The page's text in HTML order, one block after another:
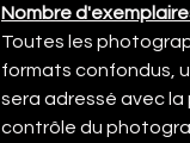
Nombre
Toutes les
formats confondus,
sera adressé avec
contrôle du